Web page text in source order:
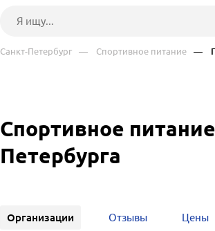
Санкт-Петербург — Спортивное питание —
Спортивное
Петербурга
Организации Отзывы Цены